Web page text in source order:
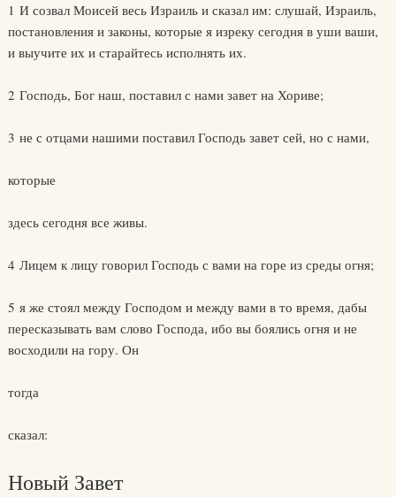
1 И созвал Моисей весь Израиль и сказал им: слушай, Израиль,
постановления и законы, которые я изреку сегодня в уши ваши,
и выучите их и старайтесь исполнять их.
2 Господь, Бог наш, поставил с нами завет на Хориве;
3 не с отцами нашими поставил Господь завет сей, но с нами,
которые
здесь сегодня все живы.
4 Лицем к лицу говорил Господь с вами на горе из среды огня;
5 я же стоял между Господом и между вами в то время, дабы
пересказывать вам слово Господа, ибо вы боялись огня и не
восходили на гору. Он
тогда
сказал:
Новый Завет